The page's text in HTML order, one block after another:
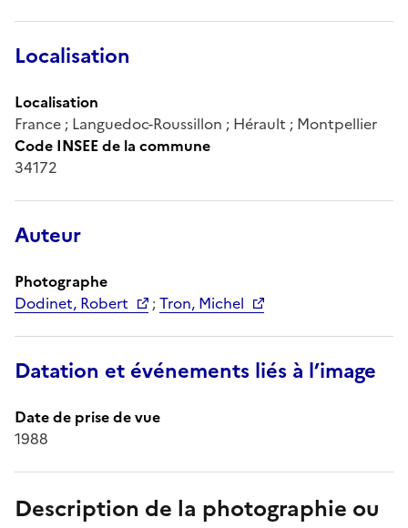
Localisation
Localisation
France ; Languedoc-Roussillon ; Hérault ; Montpellier
Code INSEE de la commune
34172
Auteur
Photographe
Dodinet, Robert
;Tron, Michel
Datation et événements liés à l’image
Date de prise de vue
1988
Description de la photographie ou